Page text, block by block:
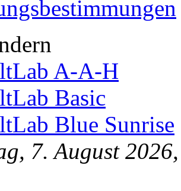
A-A-H
Basic
Blue Sunrise
7. August